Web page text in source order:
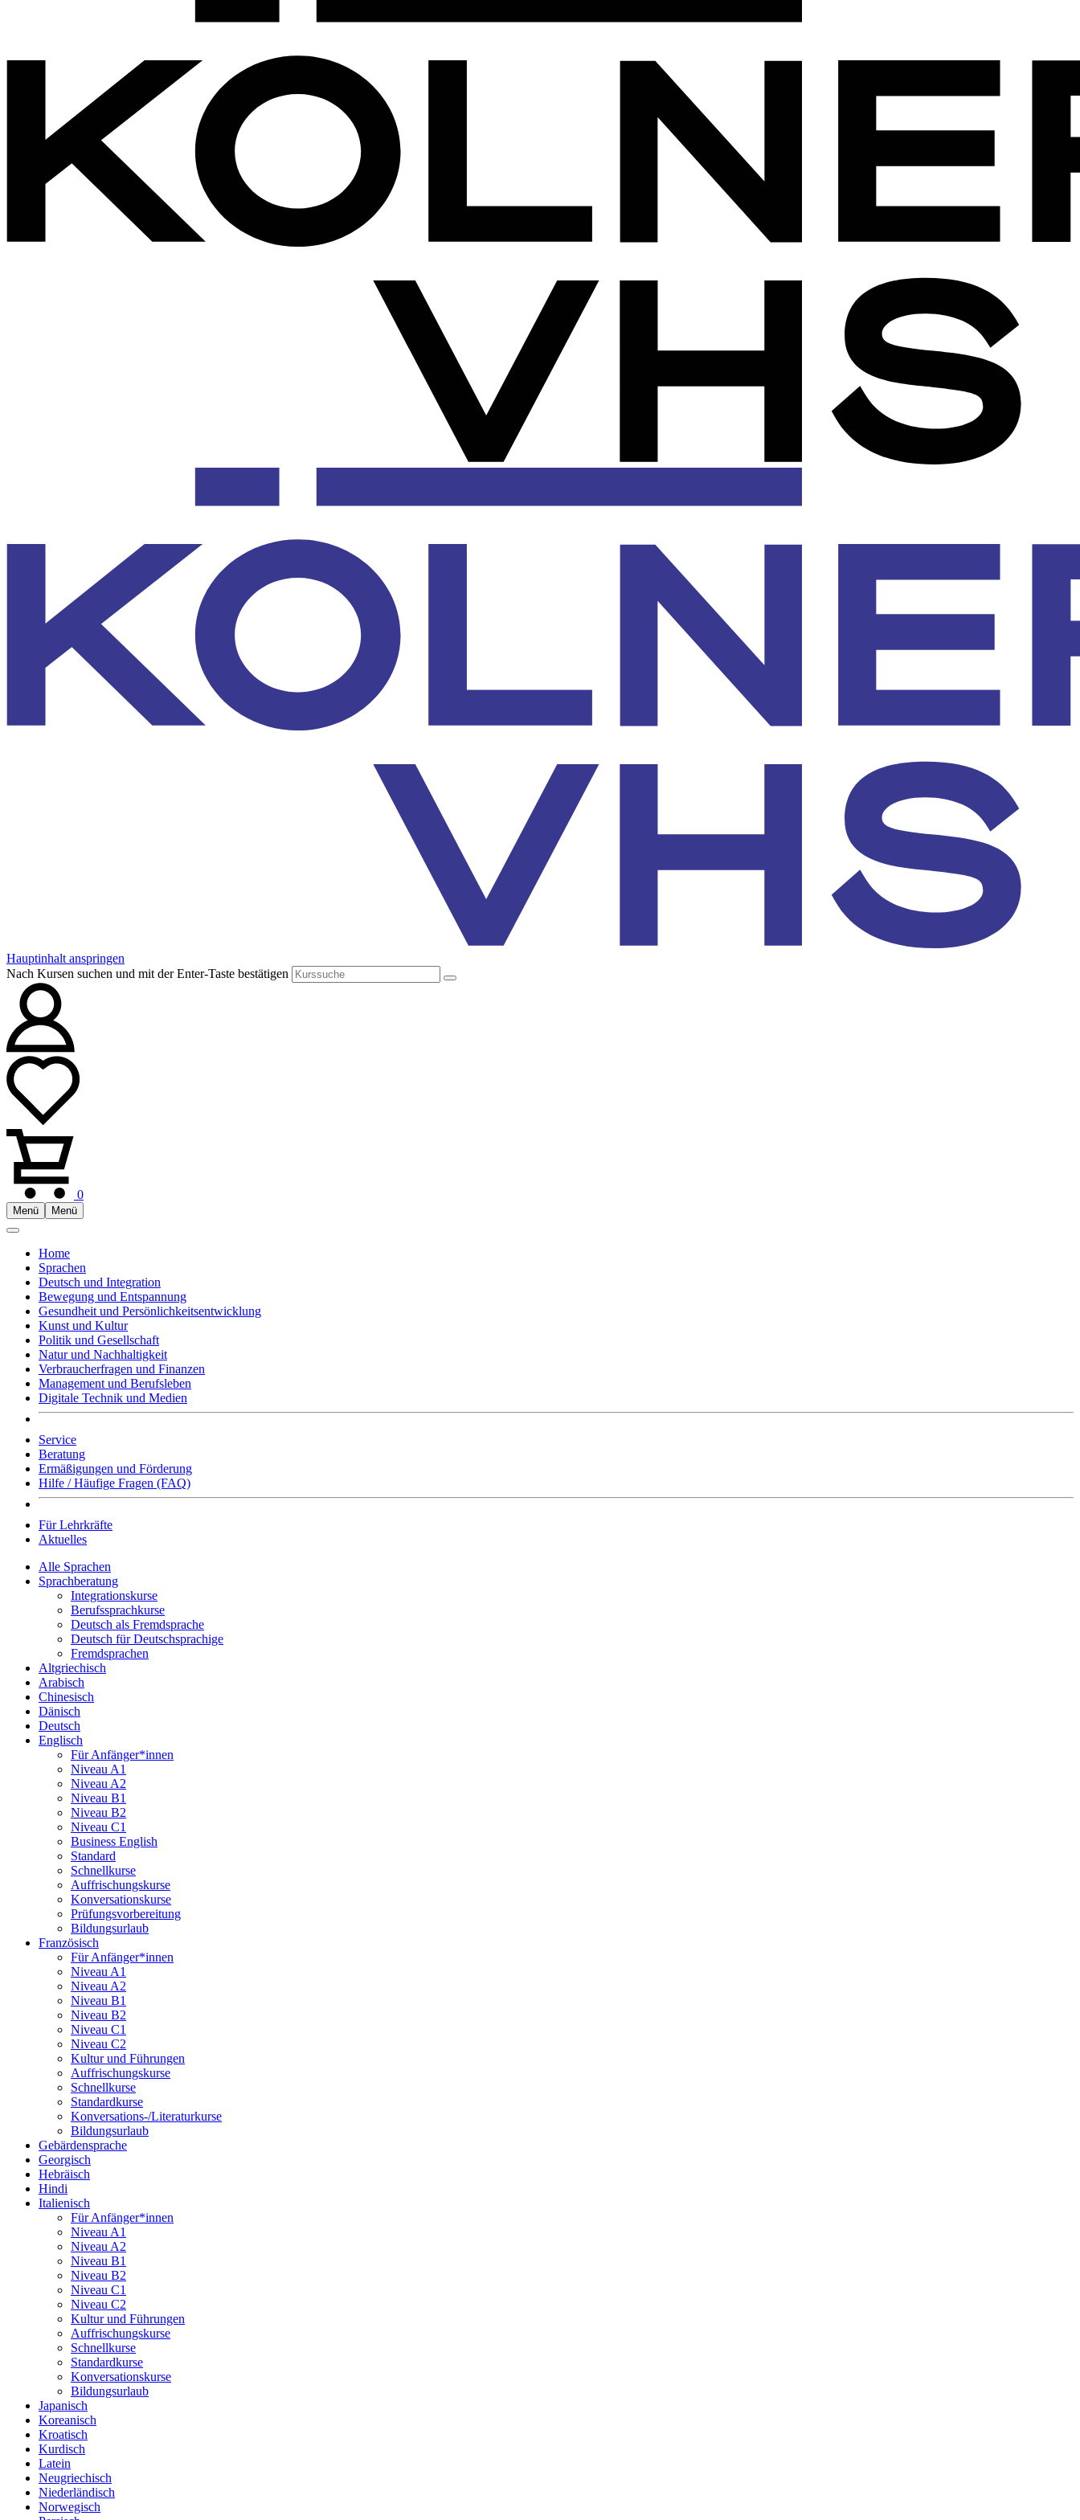
Hauptinhalt anspringen
Nach Kursen suchen und mit der Enter-Taste bestätigen
0
Menü Menü
Home
Sprachen
Deutsch und Integration
Bewegung und Entspannung
Gesundheit und Persönlichkeitsentwicklung
Kunst und Kultur
Politik und Gesellschaft
Natur und Nachhaltigkeit
Verbraucherfragen und Finanzen
Management und Berufsleben
Digitale Technik und Medien
Service
Beratung
Ermäßigungen und Förderung
Hilfe / Häufige Fragen (FAQ)
Für Lehrkräfte
Aktuelles
Alle Sprachen
Sprachberatung
Integrationskurse
Berufssprachkurse
Deutsch als Fremdsprache
Deutsch für Deutschsprachige
Fremdsprachen
Altgriechisch
Arabisch
Chinesisch
Dänisch
Deutsch
Englisch
Für Anfänger*innen
Niveau A1
Niveau A2
Niveau B1
Niveau B2
Niveau C1
Business English
Standard
Schnellkurse
Auffrischungskurse
Konversationskurse
Prüfungsvorbereitung
Bildungsurlaub
Französisch
Für Anfänger*innen
Niveau A1
Niveau A2
Niveau B1
Niveau B2
Niveau C1
Niveau C2
Kultur und Führungen
Auffrischungskurse
Schnellkurse
Standardkurse
Konversations-/Literaturkurse
Bildungsurlaub
Gebärdensprache
Georgisch
Hebräisch
Hindi
Italienisch
Für Anfänger*innen
Niveau A1
Niveau A2
Niveau B1
Niveau B2
Niveau C1
Niveau C2
Kultur und Führungen
Auffrischungskurse
Schnellkurse
Standardkurse
Konversationskurse
Bildungsurlaub
Japanisch
Koreanisch
Kroatisch
Kurdisch
Latein
Neugriechisch
Niederländisch
Norwegisch